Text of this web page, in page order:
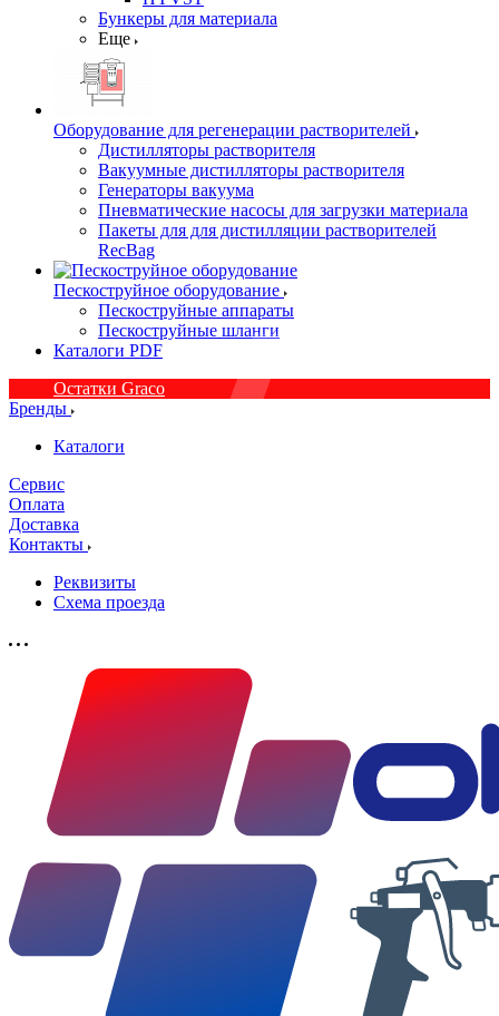
Бункеры для материала
Еще
Оборудование для регенерации растворителей
Дистилляторы растворителя
Вакуумные дистилляторы растворителя
Генераторы вакуума
Пневматические насосы для загрузки материала
Пакеты для для дистилляции растворителей
RecBag
Пескоструйное оборудование
Пескоструйные аппараты
Пескоструйные шланги
Каталоги PDF
Остатки Graco
Бренды
Каталоги
Сервис
Оплата
Доставка
Контакты
Реквизиты
Схема проезда